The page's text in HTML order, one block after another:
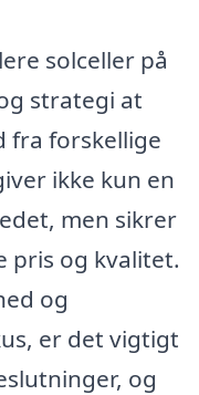
solceller på
strategi at
fra forskellige
ikke kun en
men sikrer
pris og kvalitet.
og
er det vigtigt
og